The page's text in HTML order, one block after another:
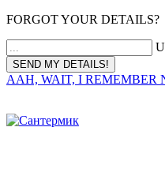
FORGOT YOUR DETAILS?
AAH, WAIT, I REMEMBER